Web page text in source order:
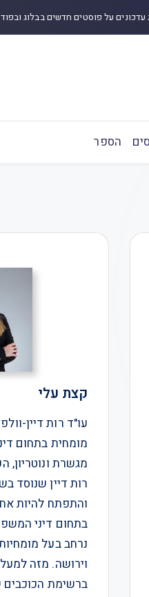
על פוסטים חדשים בבלוג
הספר
קצת עלי
מומחית בתחום
מגשרת
והתפתח להיות
בתחום דיני
נרחב בעל
וירושה. מזה
ברשימת